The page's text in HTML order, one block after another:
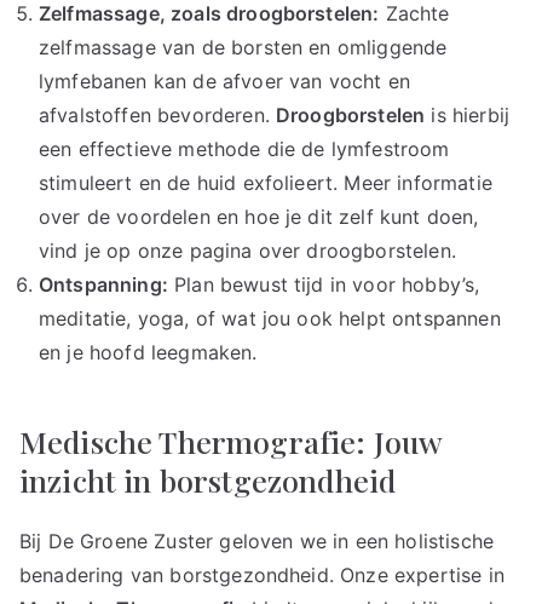
Zelfmassage, zoals droogborstelen: Zachte
zelfmassage van de borsten en omliggende
lymfebanen kan de afvoer van vocht en
afvalstoffen bevorderen. Droogborstelen is hierbij
een effectieve methode die de lymfestroom
stimuleert en de huid exfolieert. Meer informatie
over de voordelen en hoe je dit zelf kunt doen,
vind je op onze pagina overdroogborstelen.
Ontspanning: Plan bewust tijd in voor hobby’s,
meditatie, yoga, of wat jou ook helpt ontspannen
en je hoofd leegmaken.
Medische Thermografie: Jouw
inzicht in borstgezondheid
Bij De Groene Zuster geloven we in een holistische
benadering van borstgezondheid. Onze expertise in